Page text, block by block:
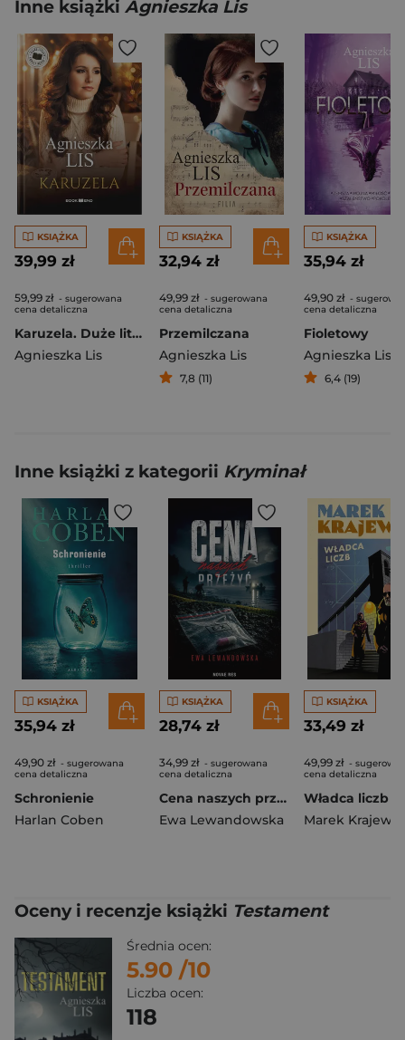
Inne książki Agnieszka Lis
KSIĄŻKA
39,99 zł
59,99 zł - sugerowana
cena detaliczna
Karuzela. Duże litery
Agnieszka Lis
KSIĄŻKA
32,94 zł
49,99 zł - sugerowana
cena detaliczna
Przemilczana
Agnieszka Lis
7,8 (11)
KSIĄŻKA
35,94 zł
49,90 zł -
cena detaliczna
Fioletowy
Agnieszka Lis
6,4 (19)
Inne książki z kategorii Kryminał
KSIĄŻKA
35,94 zł
49,90 zł - sugerowana
cena detaliczna
Schronienie
Harlan Coben
KSIĄŻKA
28,74 zł
34,99 zł - sugerowana
cena detaliczna
Cena naszych przeżyć
Ewa Lewandowska
KSIĄŻKA
33,49 zł
49,99 zł -
cena detaliczna
Władca liczb
Marek
Oceny i recenzje książki Testament
Średnia ocen:
5.90 /10
Liczba ocen:
118